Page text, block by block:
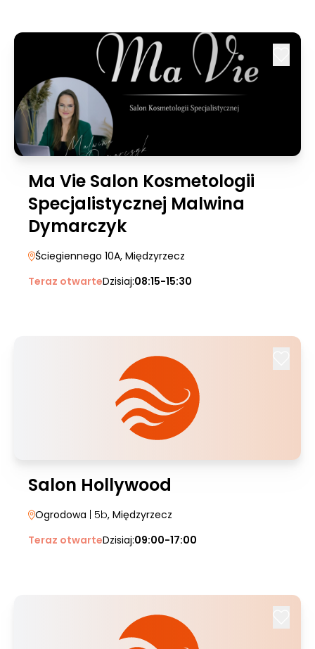
Ma Vie Salon Kosmetologii
Specjalistycznej Malwina
Dymarczyk
Ściegiennego 10A, Międzyrzecz
Teraz otwarteDzisiaj:08:15-15:30
Salon Hollywood
Ogrodowa | 5b, Międzyrzecz
Teraz otwarteDzisiaj:09:00-17:00